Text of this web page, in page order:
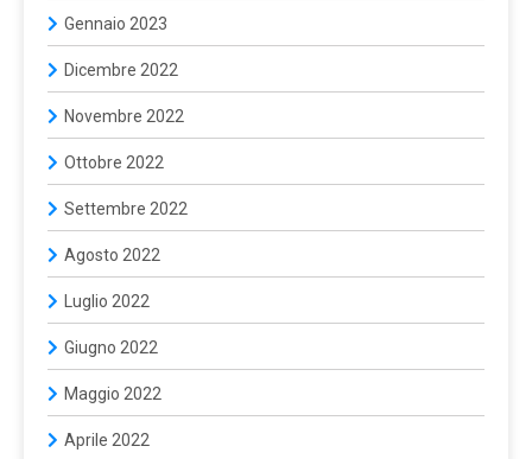
Gennaio 2023
Dicembre 2022
Novembre 2022
Ottobre 2022
Settembre 2022
Agosto 2022
Luglio 2022
Giugno 2022
Maggio 2022
Aprile 2022